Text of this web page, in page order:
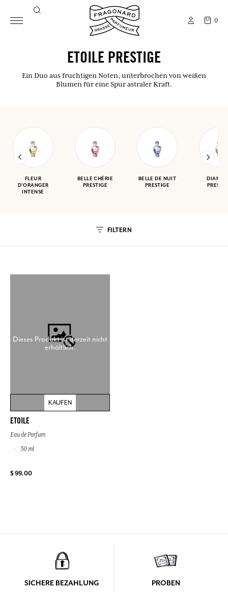
0
ETOILE PRESTIGE
Ein Duo aus fruchtigen Noten, unterbrochen von weißen
Blumen für eine Spur astraler Kraft.
FLEUR
D'ORANGER
INTENSE
BELLE CHÉRIE
PRESTIGE
BELLE DE NUIT
PRESTIGE
FILTERN
Dieses Produkt ist derzeit nicht
erhältlich.
KAUFEN
ETOILE
Eau de Parfum
50 ml
$ 99.00
SICHERE BEZAHLUNG PROBEN